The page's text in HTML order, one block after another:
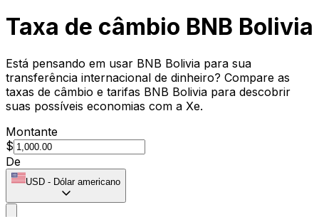
Taxa de câmbio BNB Bolivia
Está pensando em usar BNB Bolivia para sua
transferência internacional de dinheiro? Compare as
taxas de câmbio e tarifas BNB Bolivia para descobrir
suas possíveis economias com a Xe.
Montante
$
De
USD - Dólar americano